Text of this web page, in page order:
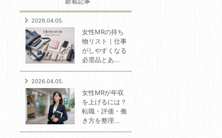
2026.04.05.
女性MRの持ち
物リスト｜仕事
がしやすくなる
必需品とあ...
2026.04.05.
女性MRが年収
を上げるには？
転職・評価・働
き方を整理...